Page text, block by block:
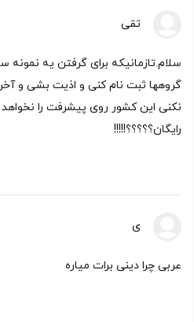
تقی
سلام.تازمانیکه برای گرفتن یه نمونه
گروهها ثبت نام کنی و اذیت بشی و
نکنی این کشور روی پیشرفت را
رایگان؟؟؟؟؟!!!!!
ی
عربی چرا دینی برات میاره